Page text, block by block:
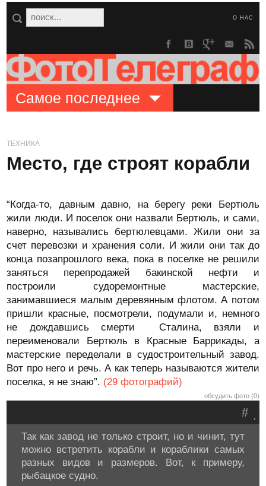
О НАС
Самое последнее
ТЕХНИКА
Место, где строят корабли
“Когда-то, давным давно, на берегу реки Бертюль
жили люди. И поселок они назвали Бертюль, и сами,
наверно, назывались бертюлевцами. Жили они за
счет перевозки и хранения соли. И жили они так до
конца позапрошлого века, пока в поселке не решили
заняться перепродажей бакинской нефти и
построили судоремонтные мастерские,
занимавшиеся малым деревянным флотом. А потом
пришли красные, посмотрели, подумали и, немного
не дождавшись смерти Сталина, взяли и
переименовали Бертюль в Красные Баррикады, а
мастерские переделали в судостроительный завод.
Вот про него и речь. А как теперь называются жители
поселка, я не знаю”. (29 фотографий)
обсудить фото (0)
.
#
Так как завод не только строит, но и чинит, тут
можно встретить корабли и кораблики самых
разных видов и размеров. Вот, к примеру,
рыбацкое судно.